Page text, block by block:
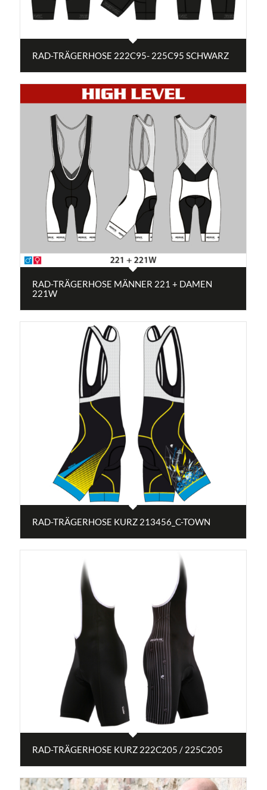
RAD-TRÄGERHOSE 222C95- 225C95 SCHWARZ
RAD-TRÄGERHOSE MÄNNER 221 + DAMEN
221W
RAD-TRÄGERHOSE KURZ 213456_C-TOWN
RAD-TRÄGERHOSE KURZ 222C205 / 225C205